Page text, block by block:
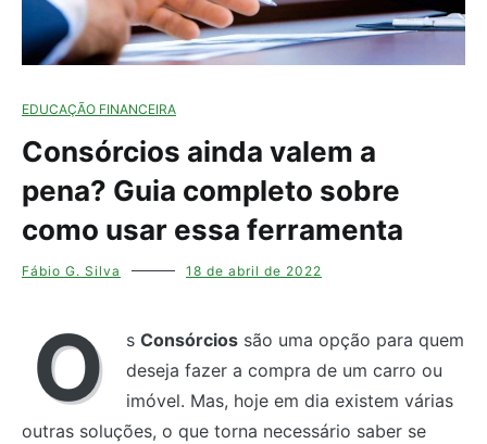
EDUCAÇÃO FINANCEIRA
Consórcios ainda valem a
pena? Guia completo sobre
como usar essa ferramenta
Fábio G. Silva 18 de abril de 2022
O s Consórcios são uma opção para quem
deseja fazer a compra de um carro ou
imóvel. Mas, hoje em dia existem várias
outras soluções, o que torna necessário saber se